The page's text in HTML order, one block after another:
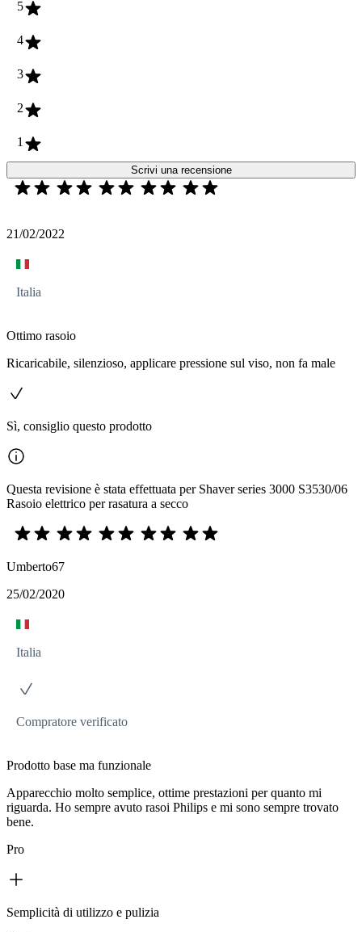
5
4
3
2
1
Scrivi una recensione
21/02/2022
Italia
Ottimo rasoio
Ricaricabile, silenzioso, applicare pressione sul viso, non fa male
Sì, consiglio questo prodotto
Questa revisione è stata effettuata per Shaver series 3000 S3530/06
Rasoio elettrico per rasatura a secco
Umberto67
25/02/2020
Italia
Compratore verificato
Prodotto base ma funzionale
Apparecchio molto semplice, ottime prestazioni per quanto mi
riguarda. Ho sempre avuto rasoi Philips e mi sono sempre trovato
bene.
Pro
Semplicità di utilizzo e pulizia